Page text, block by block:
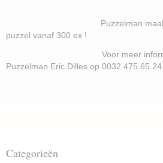
Puzzelman maakt je
puzzel vanaf 300 ex !
Voor meer informatie
Puzzelman Eric Dilles op 0032 475 65
Categorieën